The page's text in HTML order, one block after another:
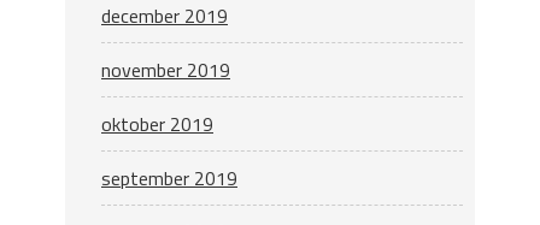
december 2019
november 2019
oktober 2019
september 2019